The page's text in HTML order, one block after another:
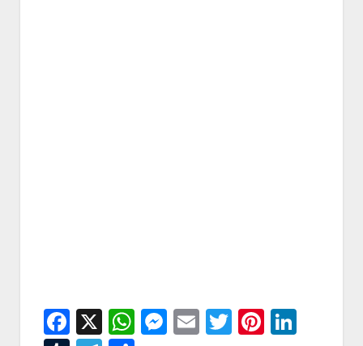
Facebook
X WhatsApp
Messenger
EmailTwitter